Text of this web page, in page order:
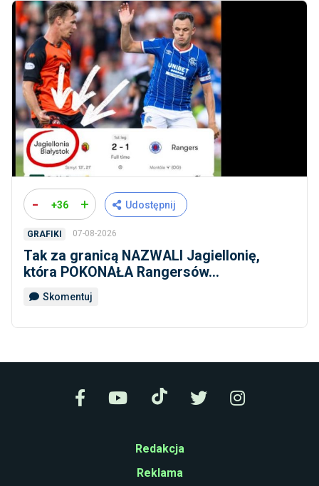
- +36 + Udostępnij
GRAFIKI 07-08-2026
Tak za granicą NAZWALI Jagiellonię,
która POKONAŁA Rangersów...
Skomentuj
Redakcja
Reklama